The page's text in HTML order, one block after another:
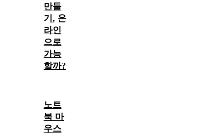
만들
기, 온
라인
으로
가능
할까?
노트
북 마
우스